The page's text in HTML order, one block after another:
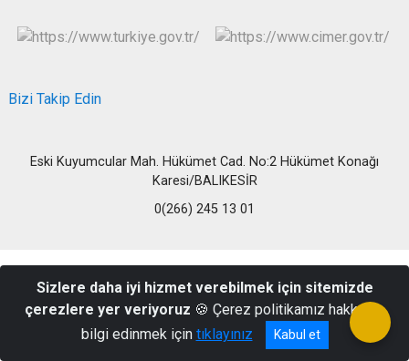
Bizi Takip Edin
Eski Kuyumcular Mah. Hükümet Cad. No:2 Hükümet Konağı
Karesi/BALIKESİR
0(266) 245 13 01
Sizlere daha iyi hizmet verebilmek için sitemizde
çerezlere yer veriyoruz 🍪 Çerez politikamız hakkında
bilgi edinmek için tıklayınız Kabul et